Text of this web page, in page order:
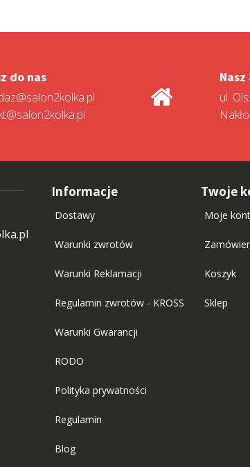
do nas
ul.
Informacje
Dostawy
Warunki zwrotów
Warunki Reklamacji
Regulamin zwrotów - KROSS
Warunki Gwarancji
RODO
Polityka prywatności
Regulamin
Blog
Twoje
Moje
Koszyk
Sklep